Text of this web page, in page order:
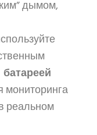
дымом,
мониторинга
реальном